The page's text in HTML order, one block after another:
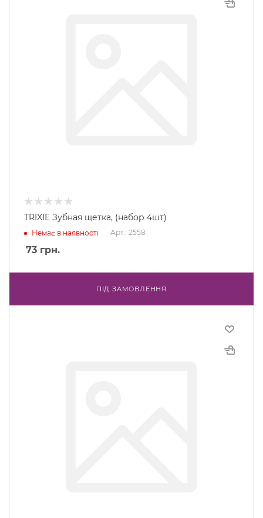
TRIXIE Зубная щетка, (набор 4шт)
Немає в наявності Арт.: 2558
73 грн.
ПІД ЗАМОВЛЕННЯ